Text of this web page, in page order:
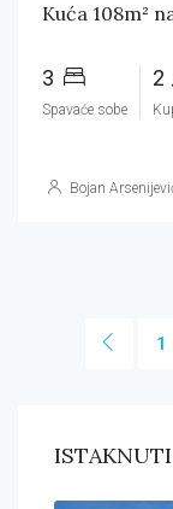
3
Spavaće sobe
2
Bojan
1